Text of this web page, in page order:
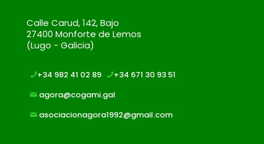
Calle Carud, 142, Bajo
27400 Monforte de Lemos
(Lugo - Galicia)
+34 982 41 02 89
+34 671 30 93 51
agora@cogami.gal
asociacionagora1992@gmail.com